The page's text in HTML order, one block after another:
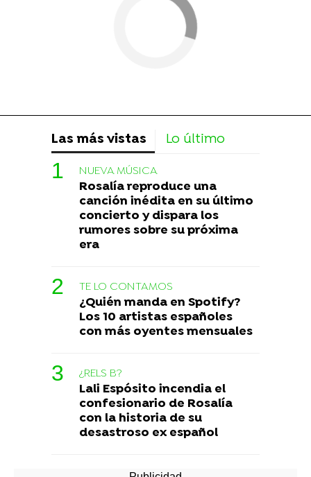
Las más vistas Lo último
NUEVA MÚSICA
Rosalía reproduce una
canción inédita en su último
concierto y dispara los
rumores sobre su próxima
era
TE LO CONTAMOS
¿Quién manda en Spotify?
Los 10 artistas españoles
con más oyentes mensuales
¿RELS B?
Lali Espósito incendia el
confesionario de Rosalía
con la historia de su
desastroso ex español